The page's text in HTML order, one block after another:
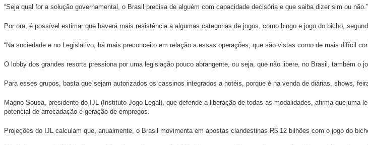
“Seja qual for a solução governamental, o Brasil precisa de alguém com capacidade decisória e que saiba dizer sim ou não.”
Por ora, é possível estimar que haverá mais resistência a algumas categorias de jogos, como bingo e jogo do bicho,
“Na sociedade e no Legislativo, há mais preconceito em relação a essas operações, que são vistas como de mais difícil
O lobby dos grandes resorts pressiona por uma legislação pouco abrangente, ou seja, que não libere, no Brasil, também o
Para esses grupos, basta que sejam autorizados os cassinos integrados a hotéis, porque é na venda de diárias, shows,
Magno Sousa, presidente do IJL (Instituto Jogo Legal), que defende a liberação de todas as modalidades, afirma que
potencial de arrecadação e geração de empregos.
Projeções do IJL calculam que, anualmente, o Brasil movimenta em apostas clandestinas R$ 12 bilhões com o jogo do